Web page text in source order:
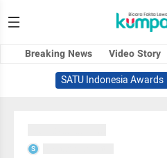
Breaking News Video Story
SATU Indonesia Awards
S